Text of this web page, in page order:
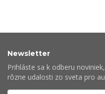
Newsletter
Prihláste sa k odberu
rôzne udalosti zo sveta pro